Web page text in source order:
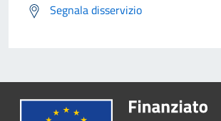
Segnala disservizio